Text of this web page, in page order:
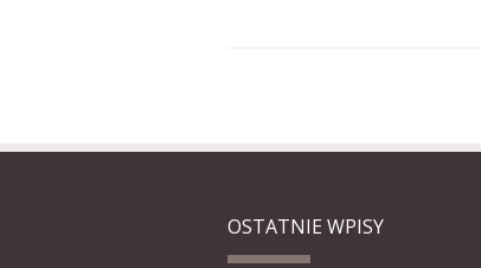
OSTATNIE WPISY